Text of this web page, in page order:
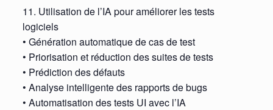
11. Utilisation de l’IA pour améliorer les tests
logiciels
• Génération automatique de cas de test
• Priorisation et réduction des suites de tests
• Prédiction des défauts
• Analyse intelligente des rapports de bugs
• Automatisation des tests UI avec l’IA